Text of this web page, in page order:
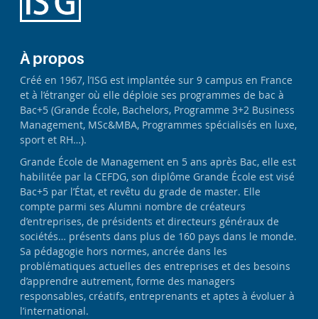
À propos
Créé en 1967, l’ISG est implantée sur 9 campus en France
et à l’étranger où elle déploie ses programmes de bac à
Bac+5 (Grande École, Bachelors, Programme 3+2 Business
Management, MSc&MBA, Programmes spécialisés en luxe,
sport et RH…).
Grande École de Management en 5 ans après Bac, elle est
habilitée par la CEFDG, son diplôme Grande École est visé
Bac+5 par l’État, et revêtu du grade de master. Elle
compte parmi ses Alumni nombre de créateurs
d’entreprises, de présidents et directeurs généraux de
sociétés… présents dans plus de 160 pays dans le monde.
Sa pédagogie hors normes, ancrée dans les
problématiques actuelles des entreprises et des besoins
d’apprendre autrement, forme des managers
responsables, créatifs, entreprenants et aptes à évoluer à
l’international.